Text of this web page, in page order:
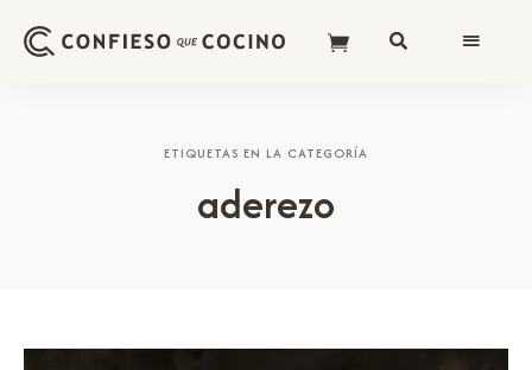
ETIQUETAS EN LA CATEGORÍA
aderezo